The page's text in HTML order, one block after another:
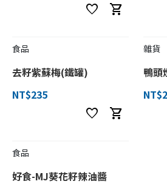
favorite shopping_cart
食品
去籽紫蘇梅(鐵罐)
NT$235
favorite shopping_cart
雜貨
鴨頭
食品
好食-MJ葵花籽辣油醬